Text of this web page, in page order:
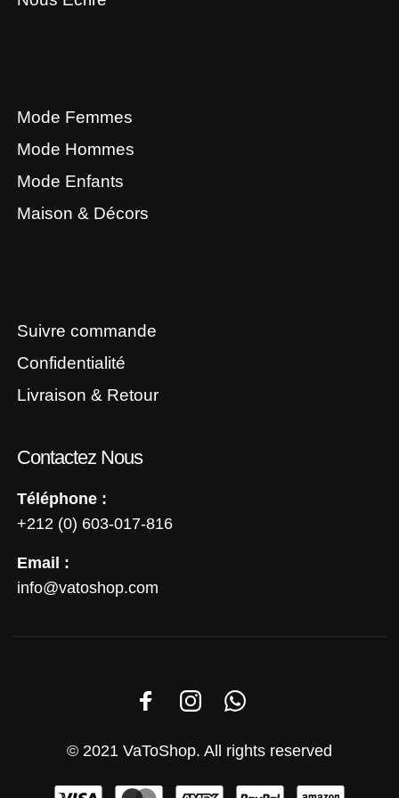
Mode Femmes
Mode Hommes
Mode Enfants
Maison & Décors
Suivre commande
Confidentialité
Livraison & Retour
Contactez Nous
Téléphone :
+212 (0) 603-017-816
Email :
info@vatoshop.com
© 2021 VaToShop. All rights reserved